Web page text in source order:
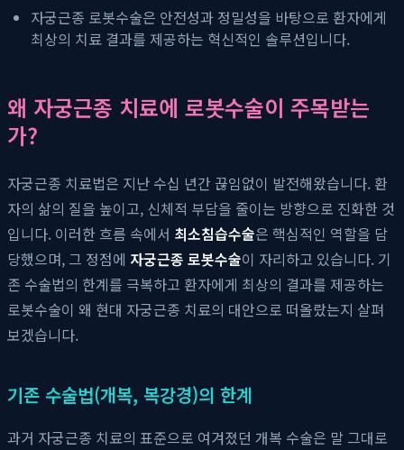
자궁근종 로봇수술은 안전성과 정밀성을 바탕으로 환자에게
최상의 치료 결과를 제공하는 혁신적인 솔루션입니다.
왜 자궁근종 치료에 로봇수술이 주목받는
가?
자궁근종 치료법은 지난 수십 년간 끊임없이 발전해왔습니다. 환
자의 삶의 질을 높이고, 신체적 부담을 줄이는 방향으로 진화한 것
입니다. 이러한 흐름 속에서 최소침습수술은 핵심적인 역할을 담
당했으며, 그 정점에 자궁근종 로봇수술이 자리하고 있습니다. 기
존 수술법의 한계를 극복하고 환자에게 최상의 결과를 제공하는
로봇수술이 왜 현대 자궁근종 치료의 대안으로 떠올랐는지 살펴
보겠습니다.
기존 수술법(개복, 복강경)의 한계
과거 자궁근종 치료의 표준으로 여겨졌던 개복 수술은 말 그대로